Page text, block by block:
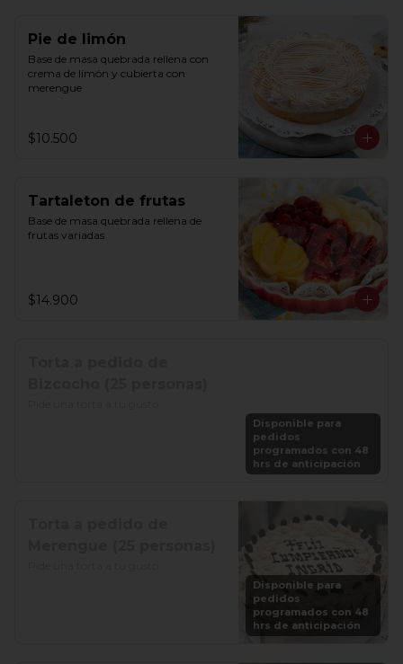
Pie de limón
Base de masa quebrada rellena con
crema de limón y cubierta con
merengue
$10.500
Tartaleton de frutas
Base de masa quebrada rellena de
frutas variadas
$14.900
Disponible para
pedidos
programados con 48
hrs de anticipación
Disponible para
pedidos
programados con 48
hrs de anticipación